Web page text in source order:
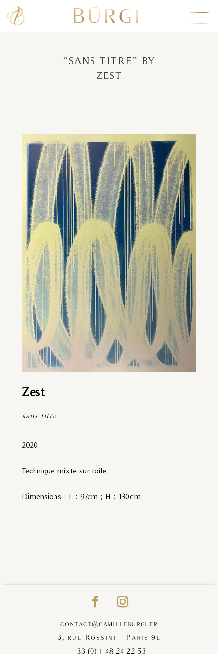
“SANS TITRE” BY
ZEST
Zest
sans titre
2020
Technique mixte sur toile
Dimensions : L : 97cm ; H : 130cm.
contact@camilleburgi.fr
3, rue Rossini – Paris 9e
+33 (0) 1 48 24 22 53